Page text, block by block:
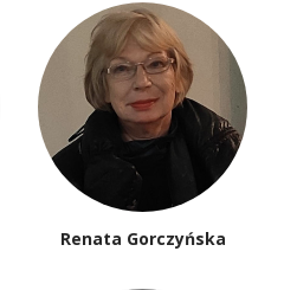
Renata Gorczyńska